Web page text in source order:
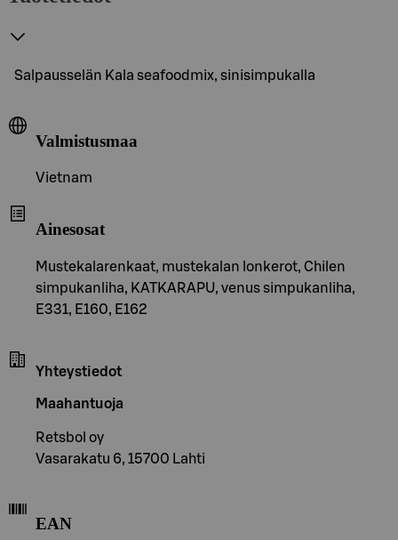
Salpausselän Kala seafoodmix, sinisimpukalla
Valmistusmaa
Vietnam
Ainesosat
Mustekalarenkaat, mustekalan lonkerot, Chilen
simpukanliha, KATKARAPU, venus simpukanliha,
E331, E160, E162
Yhteystiedot
Maahantuoja
Retsbol oy
Vasarakatu 6, 15700 Lahti
EAN